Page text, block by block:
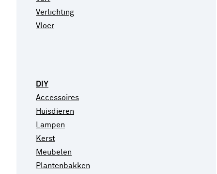
Verlichting
Vloer
DIY
Accessoires
Huisdieren
Lampen
Kerst
Meubelen
Plantenbakken